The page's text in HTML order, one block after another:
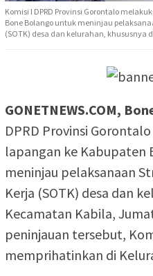
Komisi I DPRD Provinsi Gorontalo
Bone Bolango untuk meninjau
(SOTK) desa dan kelurahan, khususnya
GONETNEWS.COM,
DPRD Provinsi
lapangan ke Kabupaten
meninjau pelaksanaan
Kerja (SOTK) desa dan
Kecamatan Kabila,
peninjauan tersebut,
memprihatinkan di